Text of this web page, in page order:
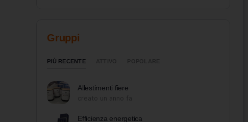
Gruppi
PIÙ RECENTE
Allestimenti fiere
Efficienza energetica